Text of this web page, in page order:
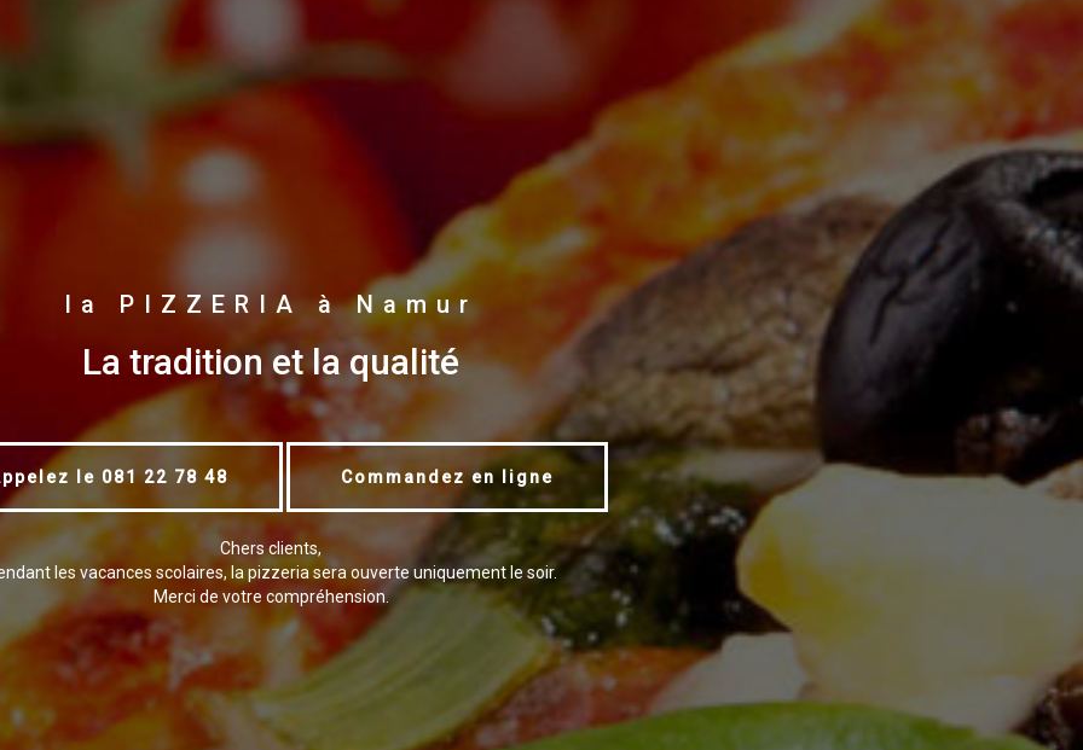
la PIZZERIA à Namur
La tradition et la qualité
le 081 22 78 48 Commandez en ligne
Chers clients,
les vacances scolaires, la pizzeria sera ouverte uniquement le soir.
Merci de votre compréhension.